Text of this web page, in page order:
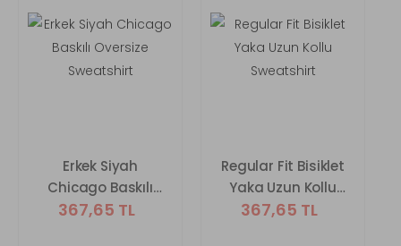
Erkek Siyah
Chicago Baskılı
Oversize
367,65 TL
Regular Fit Bisiklet
Yaka Uzun Kollu
Sweatshirt
367,65 TL